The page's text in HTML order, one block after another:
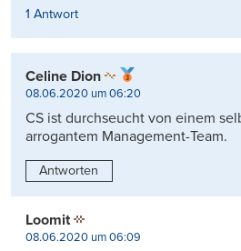
1 Antwort
Celine Dion
08.06.2020 um 06:20
CS ist durchseucht von einem
arrogantem Management-Team.
Antworten
Loomit
08.06.2020 um 06:09